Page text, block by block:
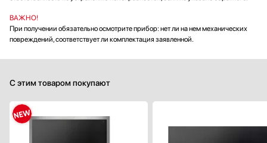
ВАЖНО!
При получении обязательно осмотрите прибор: нет ли на нем механических
повреждений, соответствует ли комплектация заявленной.
С этим товаром покупают
Габариты (ВхШхГ), см: